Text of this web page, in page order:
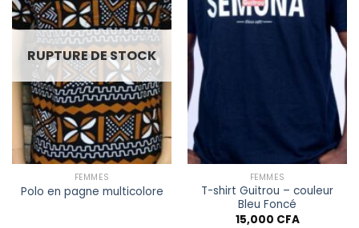
Ajouter à
la liste
de
souhaits
RUPTURE DE STOCK
FEMMES
Polo en pagne multicolore
Ajouter à
la liste
souhaits
FEMMES
T-shirt Guitrou – couleur
Bleu Foncé
15,000 CFA